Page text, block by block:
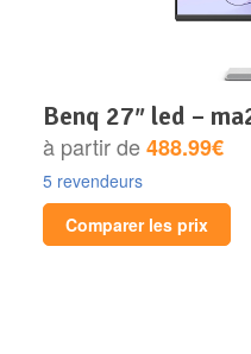
benq 27″ led –
à partir de488.99€
5 revendeurs
Comparer les prix